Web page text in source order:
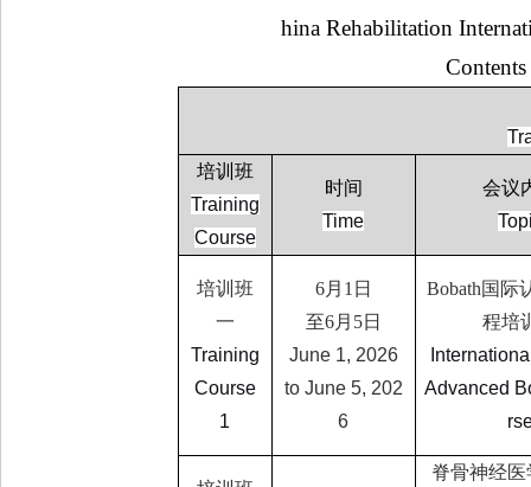
hina Rehabilitation
培训班
Training
Course
时间
Time
会议
培训班
一
Training
Course
1
6月 1 日
至6月 5日
June 1, 2026
to June 5, 202
6
Bobath国际
程培
Advanced
脊骨神经医